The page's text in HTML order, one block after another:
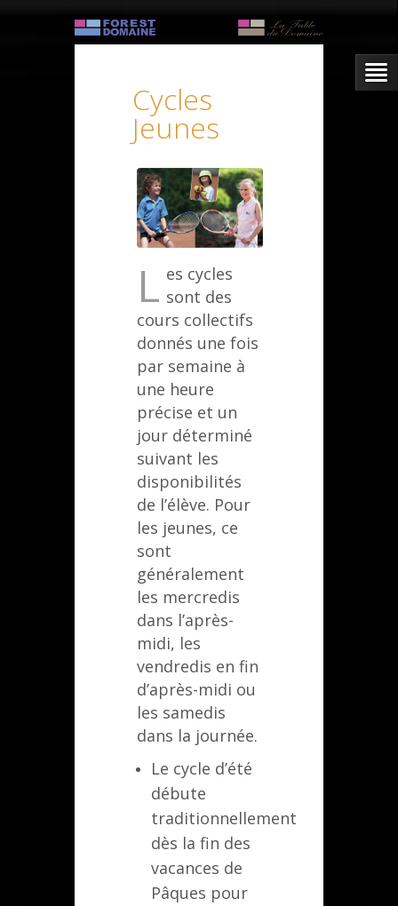
Cycles
Jeunes
L es cycles
sont des
cours collectifs
donnés une fois
par semaine à
une heure
précise et un
jour déterminé
suivant les
disponibilités
de l’élève. Pour
les jeunes, ce
sont
généralement
les mercredis
dans l’après-
midi, les
vendredis en fin
d’après-midi ou
les samedis
dans la journée.
Le cycle d’été
débute
traditionnellement
dès la fin des
vacances de
Pâques pour